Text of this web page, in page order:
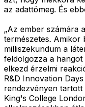
az adattömeg. És
„Az ember számára
természetes. Amikor
milliszekundum a
feldolgozza a
elkezd érzelmi
R&D Innovation
rendezvényen tartott
King's College